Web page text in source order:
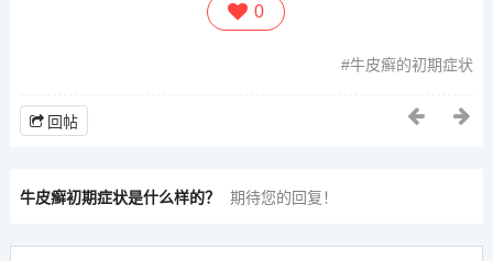
0
牛皮癣的初期症状
回帖
牛皮癣初期症状是什么样的？ 期待您的回复！